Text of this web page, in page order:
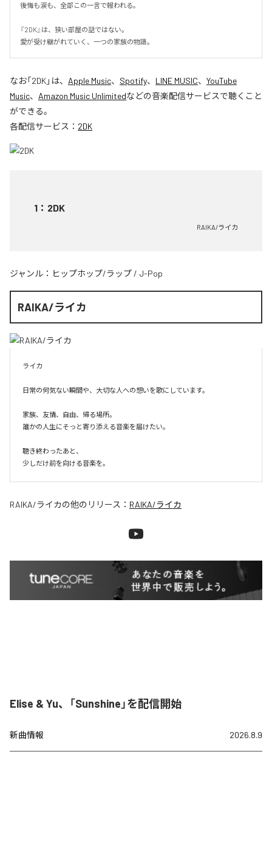
後悔も涙も、全部この一言で報われる。
『2DK』は、狭い部屋の話ではない。
愛が受け継がれていく、一つの家族の物語。
なお「2DK」は、 Apple Music、 Spotify、 LINE MUSIC、 YouTube
Music、 Amazon Music Unlimitedなどの音楽配信サービスで聴くこと
ができる。
各配信サービス： 2DK
1 ： 2DK
RAIKA/ライカ
ジャンル： ヒップホップ/ラップ / J-Pop
RAIKA/ライカ
ライカ
日常の何気ない瞬間や、大切な人への想いを歌にしています。
家族、友情、自由、帰る場所。
誰かの人生にそっと寄り添える音楽を届けたい。
聴き終わったあと、
少しだけ前を向ける音楽を。
RAIKA/ライカの他のリリース： RAIKA/ライカ
Elise & Yu、「Sunshine」を配信開始
新曲情報 2026.8.9